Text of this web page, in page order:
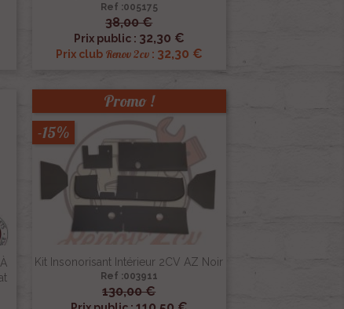
Ref :005175
38,00 €
Prix public : 32,30 €
Prix club Renov 2cv: 32,30 €
 Aperçu rapide
Kit Insonorisant Intérieur 2CV AZ Noir
Ref :003911
130,00 €
Promo !
-15%
 Aperçu rapide